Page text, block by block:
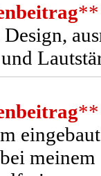
**
Design,
**